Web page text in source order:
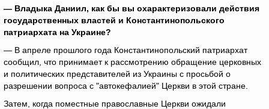
— Владыка Даниил, как бы вы охарактеризовали действия
государственных властей и Константинопольского
патриархата на Украине?
— В апреле прошлого года Константинопольский патриархат
сообщил, что принимает к рассмотрению обращение церковных
и политических представителей из Украины с просьбой о
разрешении вопроса с "автокефалией" Церкви в этой стране.
Затем, когда поместные православные Церкви ожидали